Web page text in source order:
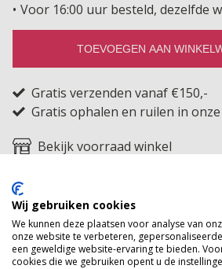
Voor 16:00 uur besteld, dezelfde
TOEVOEGEN AAN
Gratis verzenden vanaf €150,-
Gratis ophalen en ruilen in
Bekijk voorraad winkel
Elastische kanten top met 3D effect
Deze prachtige top van elastisch
eyecatcher met een bijzonder 3D
opvalt. Dankzij de mooie stretch
Wij gebruiken cookies
We kunnen deze plaatsen voor analyse van
onze website te verbeteren,
een geweldige website-ervaring te bieden.
cookies die we gebruiken opent u de